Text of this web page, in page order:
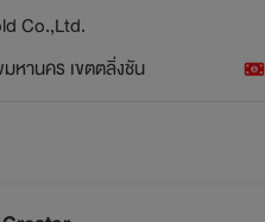
Co.,Ltd.
หานคร เขตตลิ่งชัน